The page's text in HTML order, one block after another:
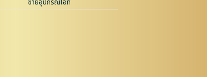
ขายอุปกรณ์ไอที